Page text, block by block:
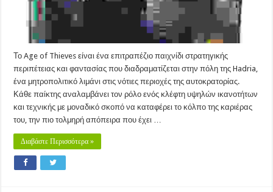
Το Age of Thieves είναι ένα επιτραπέζιο παιχνίδι στρατηγικής
περιπέτειας και φαντασίας που διαδραματίζεται στην πόλη της Hadria,
ένα μητροπολιτικό λιμάνι στις νότιες περιοχές της αυτοκρατορίας.
Κάθε παίκτης αναλαμβάνει τον ρόλο ενός κλέφτη υψηλών ικανοτήτων
και τεχνικής με μοναδικό σκοπό να καταφέρει το κόλπο της καριέρας
του, την πιο τολμηρή απόπειρα που έχει …
Διαβάστε Περισσότερα »